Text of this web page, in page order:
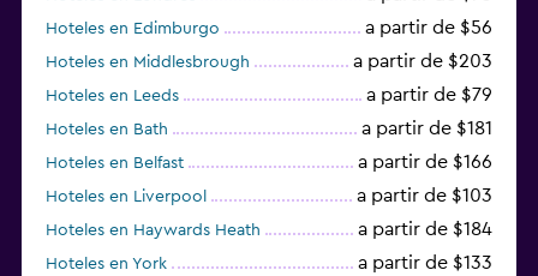
Hoteles en Edimburgo a partir de $56
Hoteles en Middlesbrough a partir de $203
Hoteles en Leeds a partir de $79
Hoteles en Bath a partir de $181
Hoteles en Belfast a partir de $166
Hoteles en Liverpool a partir de $103
Hoteles en Haywards Heath a partir de $184
Hoteles en York a partir de $133